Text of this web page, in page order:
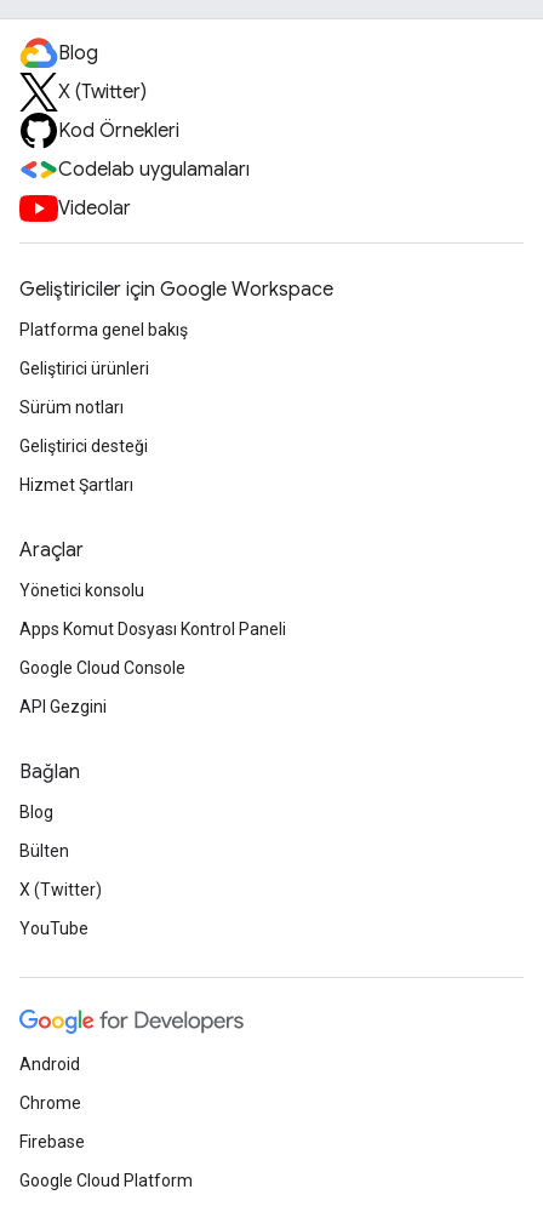
Blog
X (Twitter)
Kod Örnekleri
Codelab uygulamaları
Videolar
Geliştiriciler için Google Workspace
Platforma genel bakış
Geliştirici ürünleri
Sürüm notları
Geliştirici desteği
Hizmet Şartları
Araçlar
Yönetici konsolu
Apps Komut Dosyası Kontrol Paneli
Google Cloud Console
API Gezgini
Bağlan
Blog
Bülten
X (Twitter)
YouTube
Android
Chrome
Firebase
Google Cloud Platform